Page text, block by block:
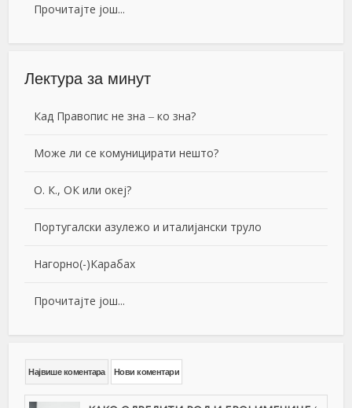
Прочитајте још...
Лектура за минут
Кад Правопис не зна ‒ ко зна?
Може ли се комуницирати нешто?
О. К., ОК или океј?
Португалски азулежо и италијански труло
Нагорно(-)Карабах
Прочитајте још...
Највише коментара Нови коментари